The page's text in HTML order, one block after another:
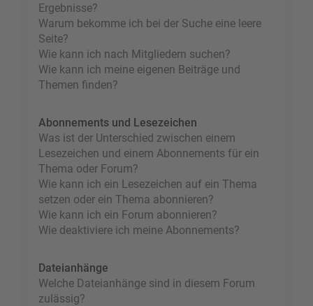
Ergebnisse?
Warum bekomme ich bei der Suche eine leere
Seite?
Wie kann ich nach Mitgliedern suchen?
Wie kann ich meine eigenen Beiträge und
Themen finden?
Abonnements und Lesezeichen
Was ist der Unterschied zwischen einem
Lesezeichen und einem Abonnements für ein
Thema oder Forum?
Wie kann ich ein Lesezeichen auf ein Thema
setzen oder ein Thema abonnieren?
Wie kann ich ein Forum abonnieren?
Wie deaktiviere ich meine Abonnements?
Dateianhänge
Welche Dateianhänge sind in diesem Forum
zulässig?